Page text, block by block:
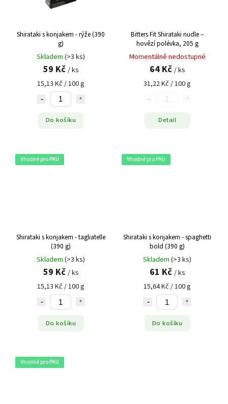
Shirataki s konjakem - rýže (390
g)
Skladem (>3 ks)
59 Kč / ks
15,13 Kč / 100 g
Do košíku
Bitters Fit Shirataki nudle –
hovězí polévka, 205 g
Momentálně nedostupné
64 Kč / ks
31,22 Kč / 100 g
Detail
Vhodné pro PKU
Shirataki s konjakem - tagliatelle
(390 g)
Skladem (>3 ks)
59 Kč / ks
15,13 Kč / 100 g
Do košíku
Vhodné pro PKU
Shirataki s konjakem - spaghetti
bold (390 g)
Skladem (>3 ks)
61 Kč / ks
15,64 Kč / 100 g
Do košíku
Vhodné pro PKU